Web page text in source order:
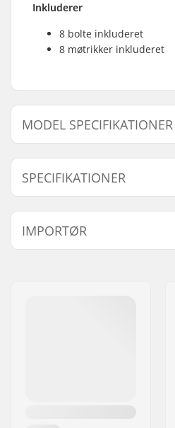
Inkluderer
8 bolte inkluderet
8 møtrikker inkluderet
MODEL SPECIFIKATIONER
7/8"
1.25"
SPECIFIKATIONER
Antal per pakke: 8
IMPORTØR